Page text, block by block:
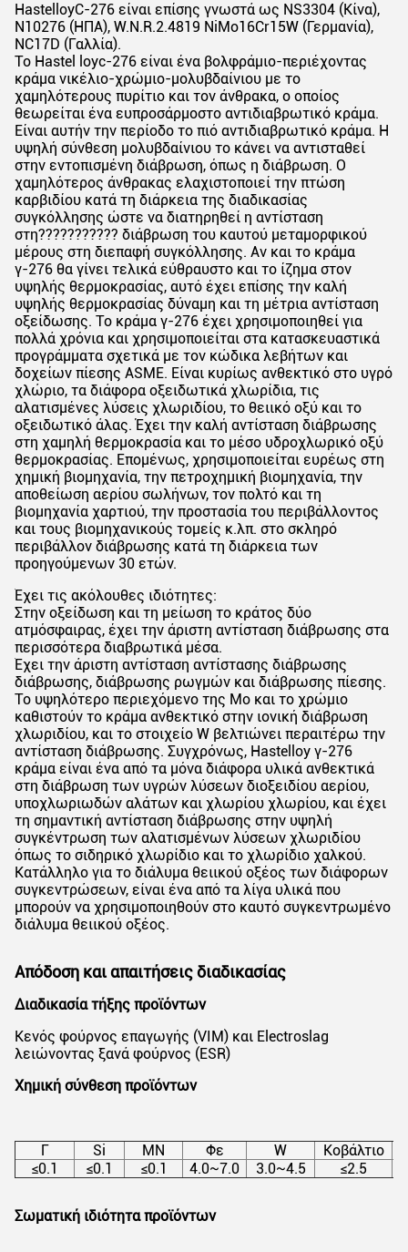
HastelloyC-276 είναι επίσης γνωστά ως NS3304 (Κίνα),
N10276 (ΗΠΑ), W.N.R.2.4819 NiMo16Cr15W (Γερμανία),
NC17D (Γαλλία).
Το Hastel loyc-276 είναι ένα βολφράμιο-περιέχοντας
κράμα νικέλιο-χρώμιο-μολυβδαίνιου με το
χαμηλότερους πυρίτιο και τον άνθρακα, ο οποίος
θεωρείται ένα ευπροσάρμοστο αντιδιαβρωτικό κράμα.
Είναι αυτήν την περίοδο το πιό αντιδιαβρωτικό κράμα. Η
υψηλή σύνθεση μολυβδαίνιου το κάνει να αντισταθεί
στην εντοπισμένη διάβρωση, όπως η διάβρωση. Ο
χαμηλότερος άνθρακας ελαχιστοποιεί την πτώση
καρβιδίου κατά τη διάρκεια της διαδικασίας
συγκόλλησης ώστε να διατηρηθεί η αντίσταση
στη??????????? διάβρωση του καυτού μεταμορφικού
μέρους στη διεπαφή συγκόλλησης. Αν και το κράμα
γ-276 θα γίνει τελικά εύθραυστο και το ίζημα στον
υψηλής θερμοκρασίας, αυτό έχει επίσης την καλή
υψηλής θερμοκρασίας δύναμη και τη μέτρια αντίσταση
οξείδωσης. Το κράμα γ-276 έχει χρησιμοποιηθεί για
πολλά χρόνια και χρησιμοποιείται στα κατασκευαστικά
προγράμματα σχετικά με τον κώδικα λεβήτων και
δοχείων πίεσης ASME. Είναι κυρίως ανθεκτικό στο υγρό
χλώριο, τα διάφορα οξειδωτικά χλωρίδια, τις
αλατισμένες λύσεις χλωριδίου, το θειικό οξύ και το
οξειδωτικό άλας. Έχει την καλή αντίσταση διάβρωσης
στη χαμηλή θερμοκρασία και το μέσο υδροχλωρικό οξύ
θερμοκρασίας. Επομένως, χρησιμοποιείται ευρέως στη
χημική βιομηχανία, την πετροχημική βιομηχανία, την
αποθείωση αερίου σωλήνων, τον πολτό και τη
βιομηχανία χαρτιού, την προστασία του περιβάλλοντος
και τους βιομηχανικούς τομείς κ.λπ. στο σκληρό
περιβάλλον διάβρωσης κατά τη διάρκεια των
προηγούμενων 30 ετών.
Έχει τις ακόλουθες ιδιότητες:
Στην οξείδωση και τη μείωση το κράτος δύο
ατμόσφαιρας, έχει την άριστη αντίσταση διάβρωσης στα
περισσότερα διαβρωτικά μέσα.
Έχει την άριστη αντίσταση αντίστασης διάβρωσης
διάβρωσης, διάβρωσης ρωγμών και διάβρωσης πίεσης.
Το υψηλότερο περιεχόμενο της Mo και το χρώμιο
καθιστούν το κράμα ανθεκτικό στην ιονική διάβρωση
χλωριδίου, και το στοιχείο W βελτιώνει περαιτέρω την
αντίσταση διάβρωσης. Συγχρόνως, Hastelloy γ-276
κράμα είναι ένα από τα μόνα διάφορα υλικά ανθεκτικά
στη διάβρωση των υγρών λύσεων διοξειδίου αερίου,
υποχλωριωδών αλάτων και χλωρίου χλωρίου, και έχει
τη σημαντική αντίσταση διάβρωσης στην υψηλή
συγκέντρωση των αλατισμένων λύσεων χλωριδίου
όπως το σιδηρικό χλωρίδιο και το χλωρίδιο χαλκού.
Κατάλληλο για το διάλυμα θειικού οξέος των διάφορων
συγκεντρώσεων, είναι ένα από τα λίγα υλικά που
μπορούν να χρησιμοποιηθούν στο καυτό συγκεντρωμένο
διάλυμα θειικού οξέος.
Απόδοση και απαιτήσεις διαδικασίας
Διαδικασία τήξης προϊόντων
Κενός φούρνος επαγωγής (VIM) και Electroslag
λειώνοντας ξανά φούρνος (ESR)
Χημική σύνθεση προϊόντων
Γ Si ΜΝ Φε W
Κοβάλτιο
≤0.1
≤0.1 ≤0.1 4.0~7.0 3.0~4.5 ≤2.5
Σωματική ιδιότητα προϊόντων